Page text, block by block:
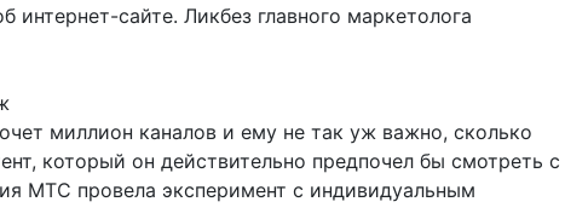
интернет-сайте. Ликбез главного маркетолога
миллион каналов и ему не так уж важно, сколько
который он действительно предпочел бы смотреть с
МТС провела эксперимент с индивидуальным